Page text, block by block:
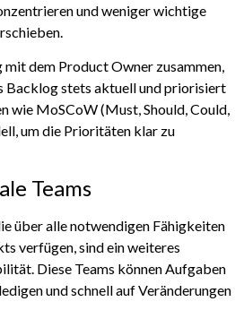
und weniger wichtige
mit dem Product Owner zusammen,
Backlog stets aktuell und priorisiert
wie MoSCoW (Must, Should, Could,
um die Prioritäten klar zu
Teams
über alle notwendigen Fähigkeiten
verfügen, sind ein weiteres
Diese Teams können Aufgaben
und schnell auf Veränderungen